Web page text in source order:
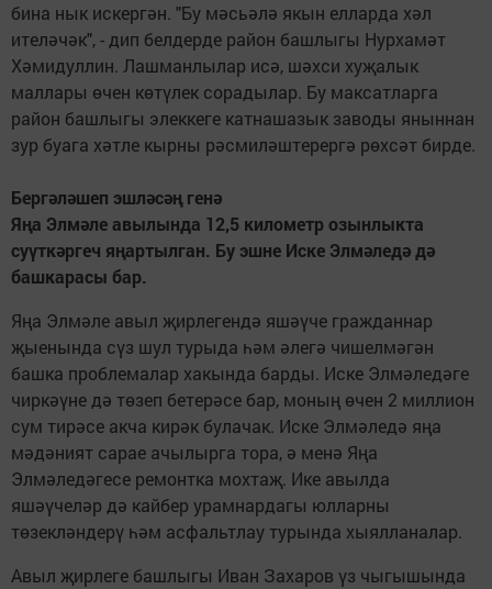
бина нык искергән. "Бу мәсьәлә якын елларда хәл
ителәчәк", - дип белдерде район башлыгы Нурхамәт
Хәмидуллин. Лашманлылар исә, шәхси хуҗалык
маллары өчен көтүлек сорадылар. Бу максатларга
район башлыгы элеккеге катнашазык заводы яныннан
зур буага хәтле кырны рәсмиләштерергә рөхсәт бирде.
Бергәләшеп эшләсәң генә
Яңа Элмәле авылында 12,5 километр озынлыкта
суүткәргеч яңартылган. Бу эшне Иске Элмәледә дә
башкарасы бар.
Яңа Элмәле авыл җирлегендә яшәүче гражданнар
җыенында сүз шул турыда һәм әлегә чишелмәгән
башка проблемалар хакында барды. Иске Элмәледәге
чиркәүне дә төзеп бетерәсе бар, моның өчен 2 миллион
сум тирәсе акча кирәк булачак. Иске Элмәледә яңа
мәдәният сарае ачылырга тора, ә менә Яңа
Элмәледәгесе ремонтка мохтаҗ. Ике авылда
яшәүчеләр дә кайбер урамнардагы юлларны
төзекләндерү һәм асфальтлау турында хыялланалар.
Авыл җирлеге башлыгы Иван Захаров үз чыгышында